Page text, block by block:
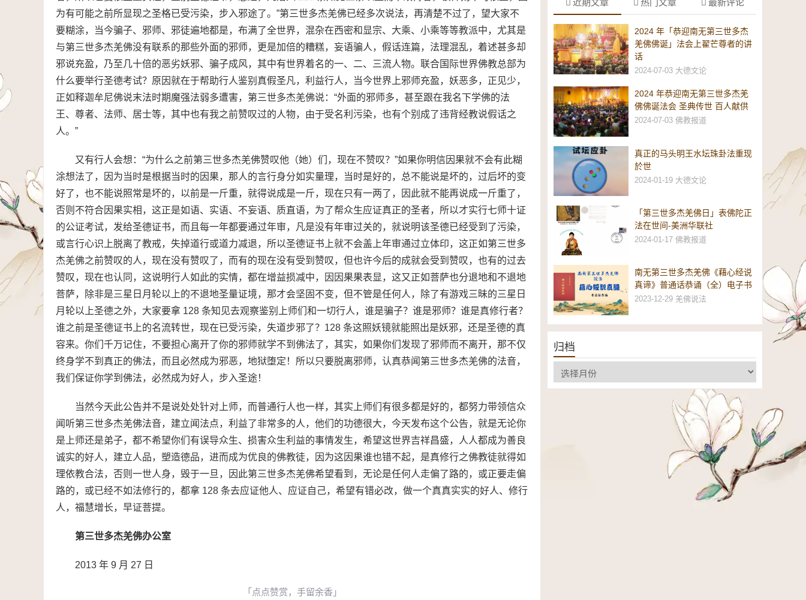
为有可能之前所显现之圣格已受污染，步入邪途了。”第三世多杰羌佛已经多次说法，再清楚不过了，望大家不
要糊涂，当今骗子、邪师、邪徒遍地都是，布满了全世界，混杂在西密和显宗、大乘、小乘等等教派中，尤其是
与第三世多杰羌佛没有联系的那些外面的邪师，更是加倍的糟糕，妄语骗人，假话连篇，法理混乱，着述甚多却
邪说充盈，乃至几十倍的恶劣妖邪、骗子成风，其中有世界着名的一、二、三流人物。联合国际世界佛教总部为
什么要举行圣德考试？原因就在于帮助行人鉴别真假圣凡，利益行人，当今世界上邪师充盈，妖恶多，正见少，
正如释迦牟尼佛说末法时期魔强法弱多遭害，第三世多杰羌佛说：“外面的邪师多，甚至跟在我名下学佛的法
王、尊者、法师、居士等，其中也有我之前赞叹过的人物，由于受名利污染，也有个别成了违背经教说假话之
人。”
又有行人会想：“为什么之前第三世多杰羌佛赞叹他（她）们，现在不赞叹？”如果你明信因果就不会有此糊
涂想法了，因为当时是根据当时的因果，那人的言行身分如实量理，当时是好的，总不能说是坏的，过后坏的变
好了，也不能说照常是坏的，以前是一斤重，就得说成是一斤，现在只有一两了，因此就不能再说成一斤重了，
否则不符合因果实相，这正是如语、实语、不妄语、质直语，为了帮众生应证真正的圣者，所以才实行七师十证
的公证考试，发给圣德证书，而且每一年都要通过年审，凡是没有年审过关的，就说明该圣德已经受到了污染，
或言行心识上脱离了教戒，失掉道行或道力减退，所以圣德证书上就不会盖上年审通过立体印，这正如第三世多
杰羌佛之前赞叹的人，现在没有赞叹了，而有的现在没有受到赞叹，但也许今后的成就会受到赞叹，也有的过去
赞叹，现在也认同，这说明行人如此的实情，都在增益损减中，因因果果表显，这又正如菩萨也分退地和不退地
菩萨，除非是三星日月轮以上的不退地圣量证境，那才会坚固不变，但不管是任何人，除了有游戏三昧的三星日
月轮以上圣德之外，大家要拿 128 条知见去观察鉴别上师们和一切行人，谁是骗子？谁是邪师？谁是真修行者？
谁之前是圣德证书上的名流转世，现在已受污染，失道步邪了？128 条这照妖镜就能照出是妖邪，还是圣德的真
容来。你们千万记住，不要担心离开了你的邪师就学不到佛法了，其实，如果你们发现了邪师而不离开，那不仅
终身学不到真正的佛法，而且必然成为邪恶，地狱堕定！所以只要脱离邪师，认真恭闻第三世多杰羌佛的法音，
我们保证你学到佛法，必然成为好人，步入圣途！
当然今天此公告并不是说处处针对上师，而普通行人也一样，其实上师们有很多都是好的，都努力带领信众
闻听第三世多杰羌佛法音，建立闻法点，利益了非常多的人，他们的功德很大，今天发布这个公告，就是无论你
是上师还是弟子，都不希望你们有误导众生、损害众生利益的事情发生，希望这世界吉祥昌盛，人人都成为善良
诚实的好人，建立人品，塑造德品，进而成为优良的佛教徒，因为这因果谁也错不起，是真修行之佛教徒就得如
理依教合法，否则一世人身，毁于一旦，因此第三世多杰羌佛希望看到，无论是任何人走偏了路的，或正要走偏
路的，或已经不如法修行的，都拿 128 条去应证他人、应证自己，希望有错必改，做一个真真实实的好人、修行
人，福慧增长，早证菩提。
第三世多杰羌佛办公室
2013 年 9 月 27 日
「点点赞赏，手留余香」
近期文章 热门文章 最新评论
2024 年「恭迎南无第三世多杰
羌佛佛诞」法会上翟芒尊者的讲
话
2024-07-03 大德文论
2024 年恭迎南无第三世多杰羌
佛佛诞法会 圣典传世 百人献供
2024-07-03 佛教报道
真正的马头明王水坛珠卦法重现
於世
2024-01-19 大德文论
「第三世多杰羌佛日」表佛陀正
法在世间-美洲华联社
2024-01-17 佛教报道
南无第三世多杰羌佛《藉心经说
真谛》普通话恭诵（全）电子书
2023-12-29 羌佛说法
归档